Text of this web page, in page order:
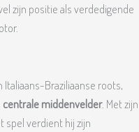
zijn positie als verdedigende
Braziliaanse roots,
centrale middenvelder. Met zijn
spel verdient hij zijn